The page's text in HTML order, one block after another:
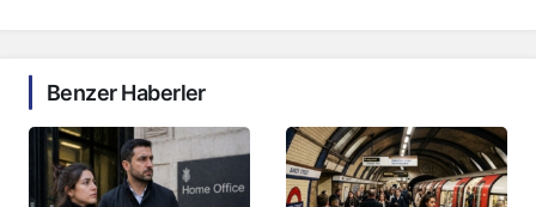
Benzer Haberler